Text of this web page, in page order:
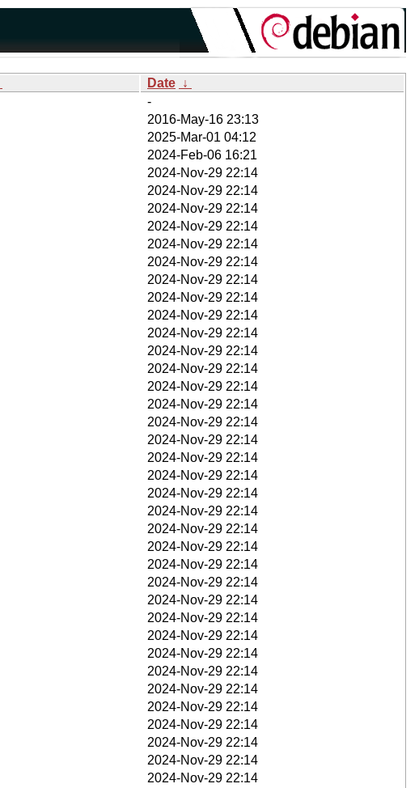
Date ↓
-
2016-May-16 23:13
2025-Mar-01 04:12
2024-Feb-06 16:21
2024-Nov-29 22:14
2024-Nov-29 22:14
2024-Nov-29 22:14
2024-Nov-29 22:14
2024-Nov-29 22:14
2024-Nov-29 22:14
2024-Nov-29 22:14
2024-Nov-29 22:14
2024-Nov-29 22:14
2024-Nov-29 22:14
2024-Nov-29 22:14
2024-Nov-29 22:14
2024-Nov-29 22:14
2024-Nov-29 22:14
2024-Nov-29 22:14
2024-Nov-29 22:14
2024-Nov-29 22:14
2024-Nov-29 22:14
2024-Nov-29 22:14
2024-Nov-29 22:14
2024-Nov-29 22:14
2024-Nov-29 22:14
2024-Nov-29 22:14
2024-Nov-29 22:14
2024-Nov-29 22:14
2024-Nov-29 22:14
2024-Nov-29 22:14
2024-Nov-29 22:14
2024-Nov-29 22:14
2024-Nov-29 22:14
2024-Nov-29 22:14
2024-Nov-29 22:14
2024-Nov-29 22:14
2024-Nov-29 22:14
2024-Nov-29 22:14